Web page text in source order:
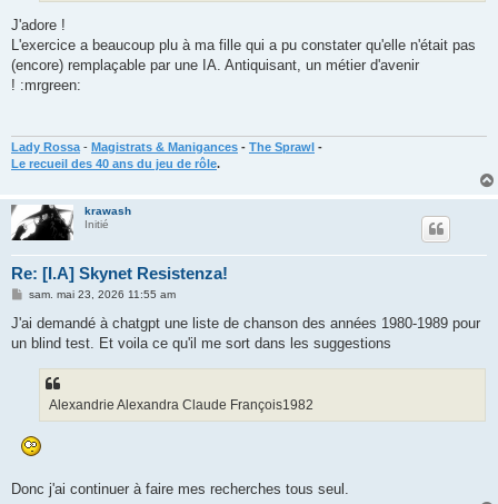
J'adore !
L'exercice a beaucoup plu à ma fille qui a pu constater qu'elle n'était pas
(encore) remplaçable par une IA. Antiquisant, un métier d'avenir
! :mrgreen:
Lady Rossa - Magistrats & Manigances - The Sprawl -
Le recueil des 40 ans du jeu de rôle.
krawash
Initié
Re: [I.A] Skynet Resistenza!
M
s
a
sam. mai 23, 2026 11:55 am
J'ai demandé à chatgpt une liste de chanson des années 1980-1989 pour
un blind test. Et voila ce qu'il me sort dans les suggestions
Alexandrie Alexandra Claude François1982
Donc j'ai continuer à faire mes recherches tous seul.